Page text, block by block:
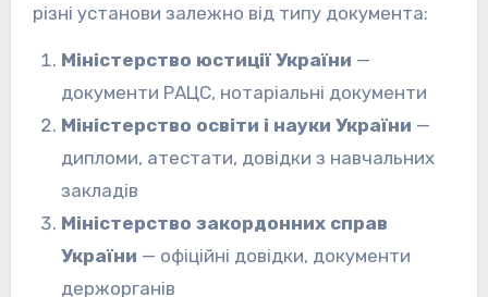
різні установи залежно від типу документа:
Міністерство юстиції України —
документи РАЦС, нотаріальні документи
Міністерство освіти і науки України —
дипломи, атестати, довідки з навчальних
закладів
Міністерство закордонних справ
України — офіційні довідки, документи
держорганів